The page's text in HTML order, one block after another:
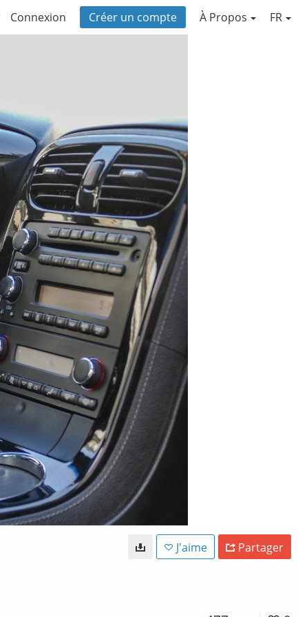
Connexion Créer un compte À Propos FR
J'aime Partager